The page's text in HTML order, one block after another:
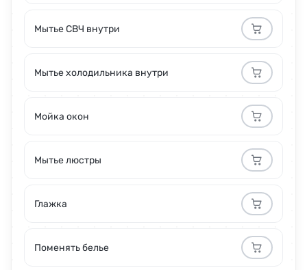
Мытье СВЧ внутри
Мытье холодильника внутри
Мойка окон
Мытье люстры
Глажка
Поменять белье